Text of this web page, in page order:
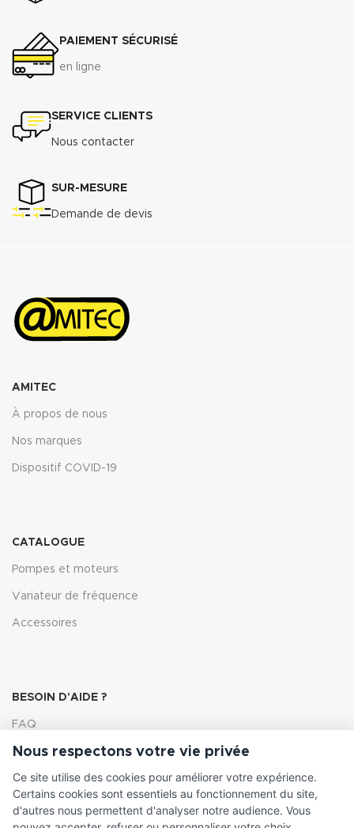
PAIEMENT SÉCURISÉ
en ligne
SERVICE CLIENTS
Nous contacter
SUR-MESURE
Demande de devis
AMITEC
À propos de nous
Nos marques
Dispositif COVID-19
CATALOGUE
Pompes et moteurs
Variateur de fréquence
Accessoires
BESOIN D'AIDE ?
FAQ
Lexique
Comment choisir ma pompe
Nous respectons votre vie privée
Ce site utilise des cookies pour améliorer votre expérience.
Certains cookies sont essentiels au fonctionnement du site,
d'autres nous permettent d'analyser notre audience. Vous